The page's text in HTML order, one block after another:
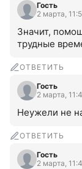
Гость
2 марта,
Значит,
трудные
ОТВЕТИТЬ
Гость
2 марта,
Неужели не
ОТВЕТИТЬ
Гость
2 марта,